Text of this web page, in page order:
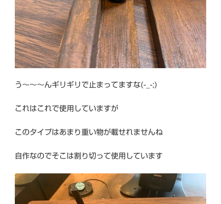
う～～～んギリギリで止まってますな(-_-;)
これはこれで使用していますが
このタイプはあまり重い物が載せれませんね
自作なのでそこは割り切って使用しています